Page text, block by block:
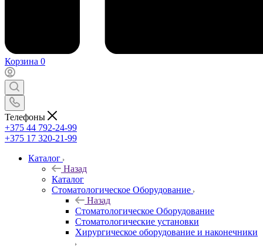
Корзина 0
Телефоны
+375 44 792-24-99
+375 17 320-21-99
Каталог
Назад
Каталог
Стоматологическое Оборудование
Назад
Стоматологическое Оборудование
Стоматологические установки
Хирургическое оборудование и наконечники